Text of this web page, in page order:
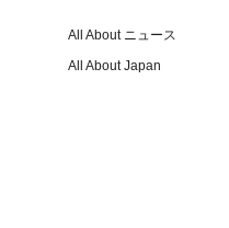
All About ニュース
All About Japan